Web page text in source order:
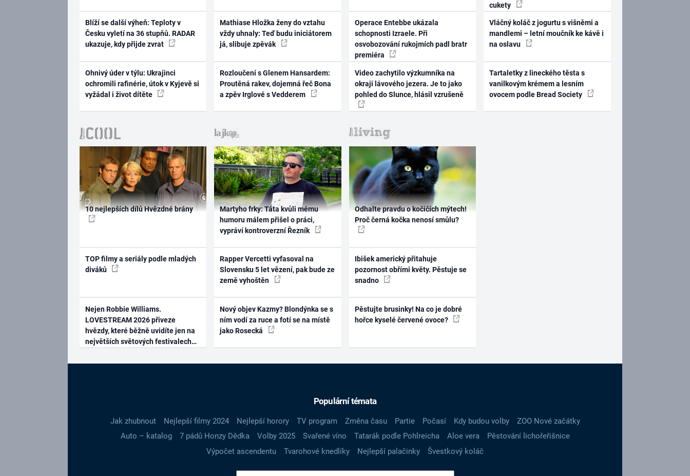
Blíží se další výheň: Teploty v
Česku vyletí na 36 stupňů. RADAR
ukazuje, kdy přijde zvrat
Ohnivý úder v týlu: Ukrajinci
ochromili rafinérie, útok v Kyjevě si
vyžádal i život dítěte
Mathiase Hložka ženy do vztahu
vždy uhnaly: Teď budu iniciátorem
já, slibuje zpěvák
Rozloučení s Glenem Hansardem:
Proutěná rakev, dojemná řeč Bona
a zpěv Irglové s Vedderem
Operace Entebbe ukázala
schopnosti Izraele. Při
osvobozování rukojmích padl bratr
premiéra
Video zachytilo výzkumníka na
okraji lávového jezera. Je to jako
pohled do Slunce, hlásil vzrušeně
cukety
Vláčný koláč z jogurtu s višněmi a
mandlemi – letní moučník ke kávě i
na oslavu
Tartaletky z lineckého těsta s
vanilkovým krémem a lesním
ovocem podle Bread Society
10 nejlepších dílů Hvězdné brány
TOP filmy a seriály podle mladých
diváků
Nejen Robbie Williams.
LOVESTREAM 2026 přiveze
hvězdy, které běžně uvidíte jen na
největších světových festivalech
Martyho frky: Táta kvůli mému
humoru málem přišel o práci,
vypráví kontroverzní Řezník
Rapper Vercetti vyfasoval na
Slovensku 5 let vězení, pak bude ze
země vyhoštěn
Nový objev Kazmy? Blondýnka se s
ním vodí za ruce a fotí se na místě
jako Rosecká
Odhalte pravdu o kočičích mýtech!
Proč černá kočka nenosí smůlu?
Ibišek americký přitahuje
pozornost obřími květy. Pěstuje se
snadno
Pěstujte brusinky! Na co je dobré
hořce kyselé červené ovoce?
Populární témata
Jak zhubnout Nejlepší filmy 2024 Nejlepší horory TV program Změna času Partie Počasí Kdy budou volby
ZOO Nové začátky
Auto – katalog
7 pádů Honzy Dědka Volby 2025 Svařené víno Tatarák podle Pohlreicha Aloe vera
Pěstování lichořeřišnice
Výpočet ascendentu
Tvarohové knedlíky Nejlepší palačinky Švestkový koláč